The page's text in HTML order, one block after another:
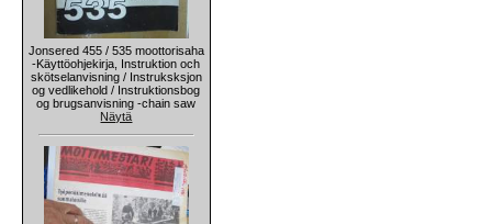
Jonsered 455 / 535 moottorisaha
-Käyttöohjekirja, Instruktion och
skötselanvisning / Instruksksjon
og vedlikehold / Instruktionsbog
og brugsanvisning -chain saw
Näytä